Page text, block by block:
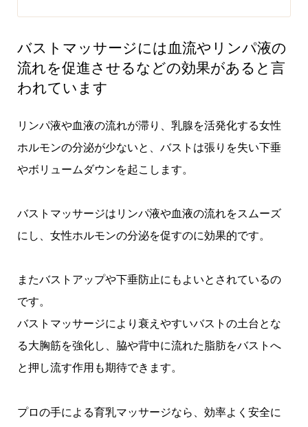
バストマッサージには血流やリンパ液の
流れを促進させるなどの効果があると言
われています
リンパ液や血液の流れが滞り、乳腺を活発化する女性
ホルモンの分泌が少ないと、バストは張りを失い下垂
やボリュームダウンを起こします。
バストマッサージはリンパ液や血液の流れをスムーズ
にし、女性ホルモンの分泌を促すのに効果的です。
またバストアップや下垂防止にもよいとされているの
です。
バストマッサージにより衰えやすいバストの土台とな
る大胸筋を強化し、脇や背中に流れた脂肪をバストへ
と押し流す作用も期待できます。
プロの手による育乳マッサージなら、効率よく安全に